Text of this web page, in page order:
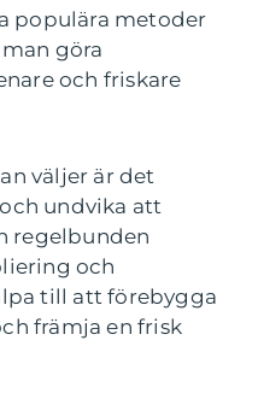
populära metoder
göra
och friskare
väljer är det
undvika att
regelbunden
och
till att förebygga
främja en frisk